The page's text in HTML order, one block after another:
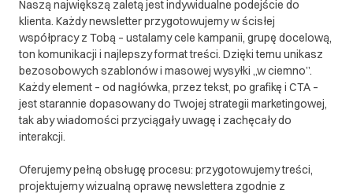
Naszą największą zaletą jest indywidualne podejście do
klienta. Każdy newsletter przygotowujemy w ścisłej
współpracy z Tobą – ustalamy cele kampanii, grupę docelową,
ton komunikacji i najlepszy format treści. Dzięki temu unikasz
bezosobowych szablonów i masowej wysyłki „w ciemno”.
Każdy element – od nagłówka, przez tekst, po grafikę i CTA –
jest starannie dopasowany do Twojej strategii marketingowej,
tak aby wiadomości przyciągały uwagę i zachęcały do
interakcji.
Oferujemy pełną obsługę procesu: przygotowujemy treści,
projektujemy wizualną oprawę newslettera zgodnie z